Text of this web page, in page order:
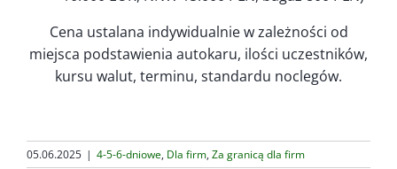
Cena ustalana indywidualnie w zależności od
miejsca podstawienia autokaru, ilości uczestników,
kursu walut, terminu, standardu noclegów.
05.06.2025 | 4-5-6-dniowe, Dla firm, Za granicą dla firm